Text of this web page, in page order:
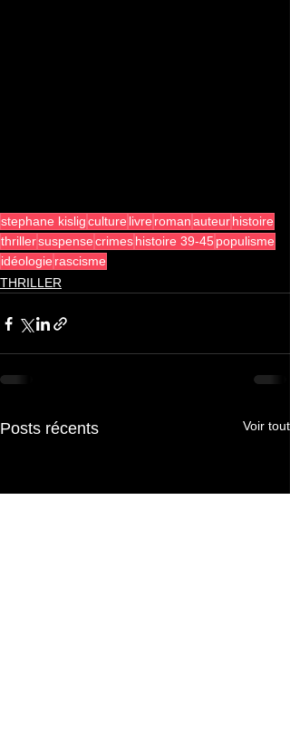
stephane kisligculture livre romanauteurhistoire
thrillersuspensecrimeshistoire 39-45populisme
idéologie rascisme
THRILLER
Posts récents Voir tout